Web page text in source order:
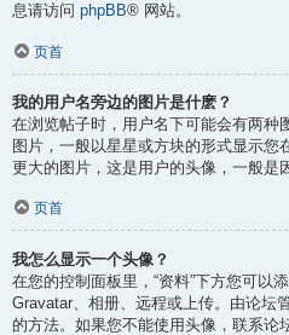
息请访问 phpBB® 网站。
页首
我的用户名旁边的图片是什麽？
在浏览帖子时，用户名下可能会有两种
图片，一般以星星或方块的形式显示您
更大的图片，这是用户的头像，一般是
页首
我怎么显示一个头像？
在您的控制面板里，“资料”下方您可以
Gravatar、相册、远程或上传。由论坛
的方法。如果您不能使用头像，联系论